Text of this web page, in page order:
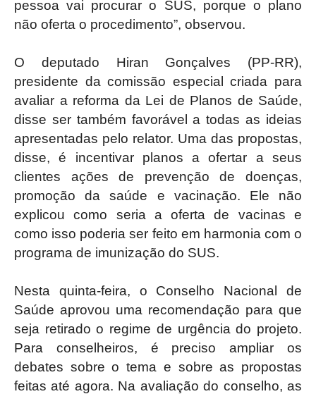
pessoa vai procurar o SUS, porque o plano
não oferta o procedimento”, observou.
O deputado Hiran Gonçalves (PP-RR),
presidente da comissão especial criada para
avaliar a reforma da Lei de Planos de Saúde,
disse ser também favorável a todas as ideias
apresentadas pelo relator. Uma das propostas,
disse, é incentivar planos a ofertar a seus
clientes ações de prevenção de doenças,
promoção da saúde e vacinação. Ele não
explicou como seria a oferta de vacinas e
como isso poderia ser feito em harmonia com o
programa de imunização do SUS.
Nesta quinta-feira, o Conselho Nacional de
Saúde aprovou uma recomendação para que
seja retirado o regime de urgência do projeto.
Para conselheiros, é preciso ampliar os
debates sobre o tema e sobre as propostas
feitas até agora. Na avaliação do conselho, as